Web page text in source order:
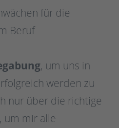
für die
Beruf
, um uns in
werden zu
nur über die richtige
um mir alle